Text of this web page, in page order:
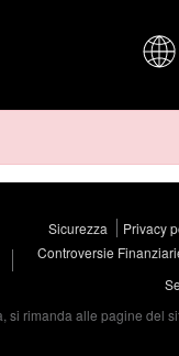
Sicurezza Privacy
Controversie
rimanda alle pagine del